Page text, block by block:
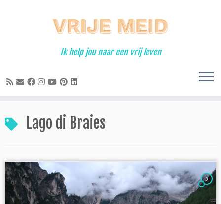
Ik help jou naar een vrij leven
Lago di Braies
3